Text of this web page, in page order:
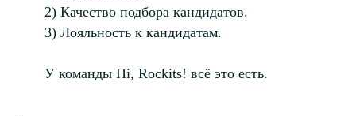
2) Качество подбора кандидатов.
3) Лояльность к кандидатам.
У команды Hi, Rockits! всё это есть.